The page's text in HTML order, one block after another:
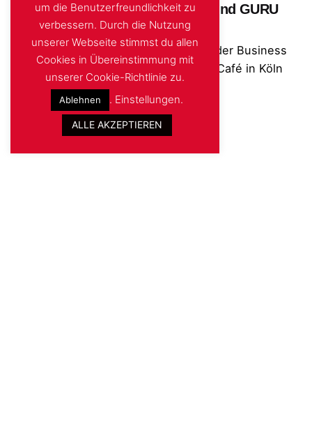
Business Souls: Wild Baboon und GURU
Granola (TALK! #017)
Am 08.12. fand unser erstes Event der Business
Souls Reihe in unserem Betaphase Café in Köln
Podcast TALK!
um die Benutzerfreundlichkeit zu
verbessern. Durch die Nutzung
unserer Webseite stimmst du allen
Cookies in Übereinstimmung mit
unserer Cookie-Richtlinie zu.
Ablehnen . Einstellungen.
ALLE AKZEPTIEREN